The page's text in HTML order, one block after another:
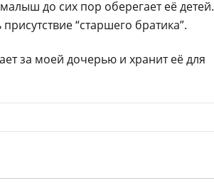
до сих пор оберегает её детей.
“старшего братика”.
за моей дочерью и хранит её для